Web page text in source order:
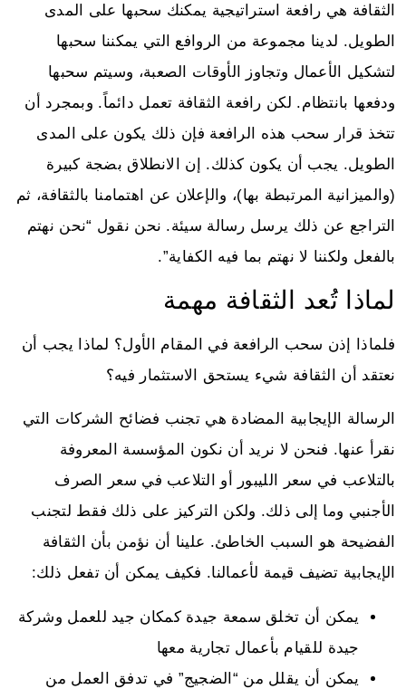
الثقافة هي رافعة استراتيجية يمكنك سحبها على المدى
الطويل. لدينا مجموعة من الروافع التي يمكننا سحبها
لتشكيل الأعمال وتجاوز الأوقات الصعبة، وسيتم سحبها
ودفعها بانتظام. لكن رافعة الثقافة تعمل دائماً. وبمجرد أن
تتخذ قرار سحب هذه الرافعة فإن ذلك يكون على المدى
الطويل. يجب أن يكون كذلك. إن الانطلاق بضجة كبيرة
(والميزانية المرتبطة بها)، والإعلان عن اهتمامنا بالثقافة، ثم
التراجع عن ذلك يرسل رسالة سيئة. نحن نقول “نحن نهتم
بالفعل ولكننا لا نهتم بما فيه الكفاية”.
لماذا تُعد الثقافة مهمة
فلماذا إذن سحب الرافعة في المقام الأول؟ لماذا يجب أن
نعتقد أن الثقافة شيء يستحق الاستثمار فيه؟
الرسالة الإيجابية المضادة هي تجنب فضائح الشركات التي
نقرأ عنها. فنحن لا نريد أن نكون المؤسسة المعروفة
بالتلاعب في سعر الليبور أو التلاعب في سعر الصرف
الأجنبي وما إلى ذلك. ولكن التركيز على ذلك فقط لتجنب
الفضيحة هو السبب الخاطئ. علينا أن نؤمن بأن الثقافة
الإيجابية تضيف قيمة لأعمالنا. فكيف يمكن أن تفعل ذلك:
يمكن أن تخلق سمعة جيدة كمكان جيد للعمل وشركة
جيدة للقيام بأعمال تجارية معها
يمكن أن يقلل من “الضجيج” في تدفق العمل من